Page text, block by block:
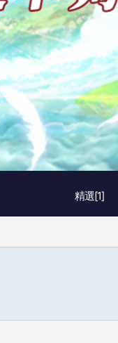
精選[1]